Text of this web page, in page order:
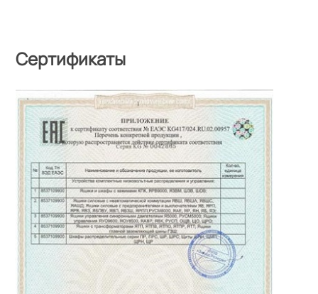
Сертификаты